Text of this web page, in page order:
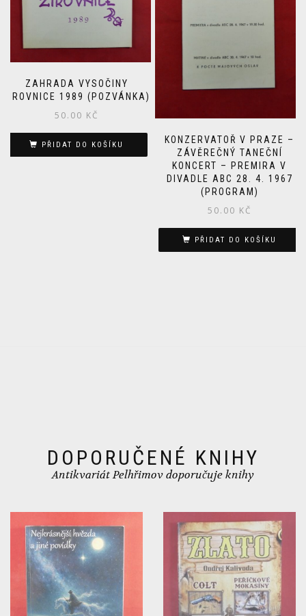
ZAHRADA VYSOČINY
ŽIROVNICE 1989 (POZVÁNKA)
50.00 KČ
PŘIDAT DO KOŠÍKU
KONZERVATOŘ V PRAZE –
ZÁVĚREČNÝ TANEČNÍ
KONCERT – PREMIRA V
DIVADLE ABC 28. 4. 1967
(PROGRAM)
50.00 KČ
PŘIDAT DO KOŠÍKU
DOPORUČENÉ KNIHY
Antikvariát Pelhřimov doporučuje knihy